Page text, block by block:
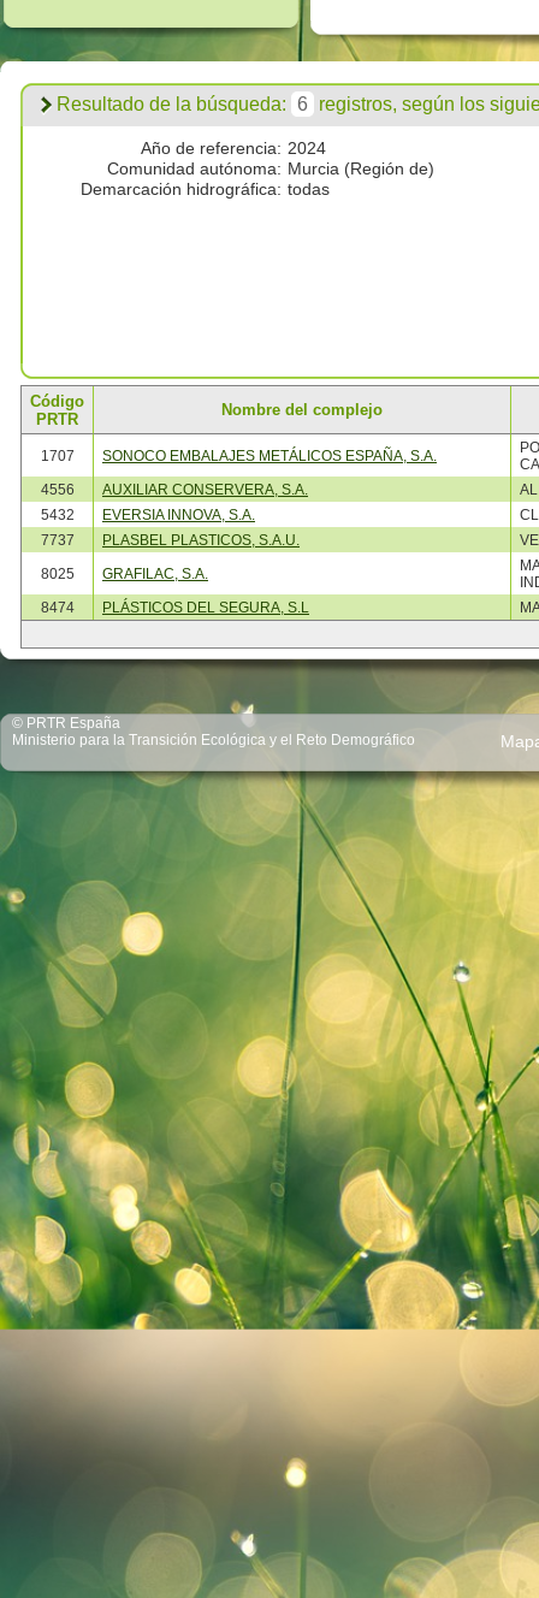
Resultado de la búsqueda: 6 registros, según los
Año de referencia: 2024
Comunidad autónoma: Murcia (Región de)
Demarcación hidrográfica: todas
Código
PRTR
Nombre del complejo
1707 SONOCO EMBALAJES METÁLICOS ESPAÑA, S.A.
4556
AUXILIAR CONSERVERA, S.A.
5432
EVERSIA INNOVA, S.A.
7737
PLASBEL PLASTICOS, S.A.U.
8025
GRAFILAC, S.A.
8474
PLÁSTICOS DEL SEGURA, S.L
© PRTR España
Ministerio para la Transición Ecológica y el Reto Demográfico